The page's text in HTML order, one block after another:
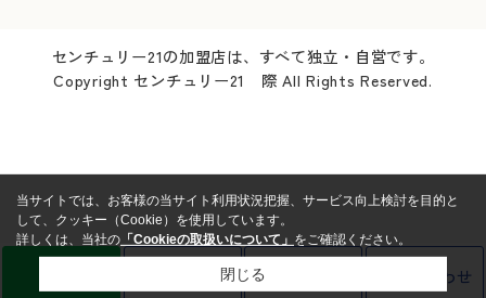
センチュリー21の加盟店は、すべて独立・自営です。
Copyright センチュリー21 際 All Rights Reserved.
お問い合わせ
当サイトでは、お客様の当サイト利用状況把握、サービス向上検討を目的と
して、クッキー（Cookie）を使用しています。
詳しくは、当社の 「Cookieの取扱いについて」 をご確認ください。
閉じる